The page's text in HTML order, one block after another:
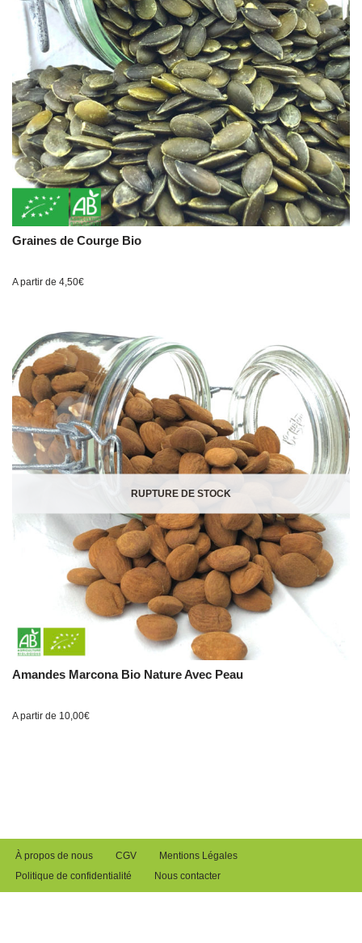
Graines de Courge Bio
A partir de 4,50€
RUPTURE DE STOCK
Amandes Marcona Bio Nature Avec Peau
A partir de 10,00€
À propos de nous CGV
Mentions Légales
Politique de confidentialité
Nous contacter